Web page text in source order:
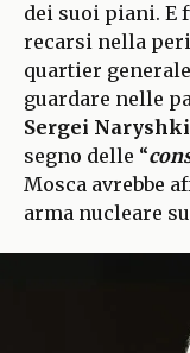
dei suoi piani. E
recarsi nella
quartier
guardare nelle
Sergei
segno delle “
Mosca avrebbe
arma nucleare